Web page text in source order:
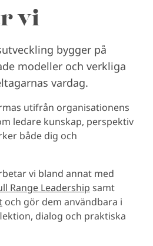
vi
bygger på
modeller och verkliga
vardag.
utifrån organisationens
ledare kunskap, perspektiv
både dig och
vi bland annat med
Range Leadership samt
och gör dem användbara i
dialog och praktiska